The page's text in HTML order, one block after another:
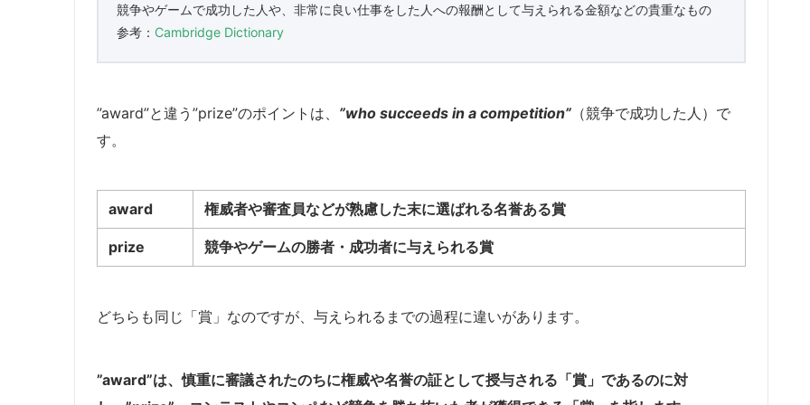
競争やゲームで成功した人や、非常に良い仕事をした人への報酬として与えられる金額などの貴重なもの
参考： Cambridge Dictionary
”award”と違う”prize”のポイントは、 ”who succeeds in a competition” （競争で成功した人）で
す。
award 権威者や審査員などが熟慮した末に選ばれる名誉ある賞
prize 競争やゲームの勝者・成功者に与えられる賞
どちらも同じ「賞」なのですが、与えられるまでの過程に違いがあります。
”award”は、慎重に審議されたのちに権威や名誉の証として授与される「賞」であるのに対